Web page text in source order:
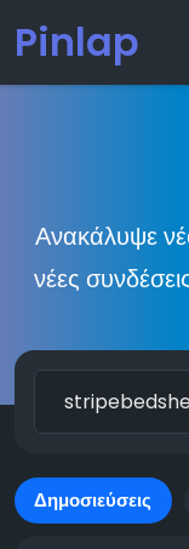
Pinlap
Ανακάλυψε
νέες
Δημοσιεύσεις